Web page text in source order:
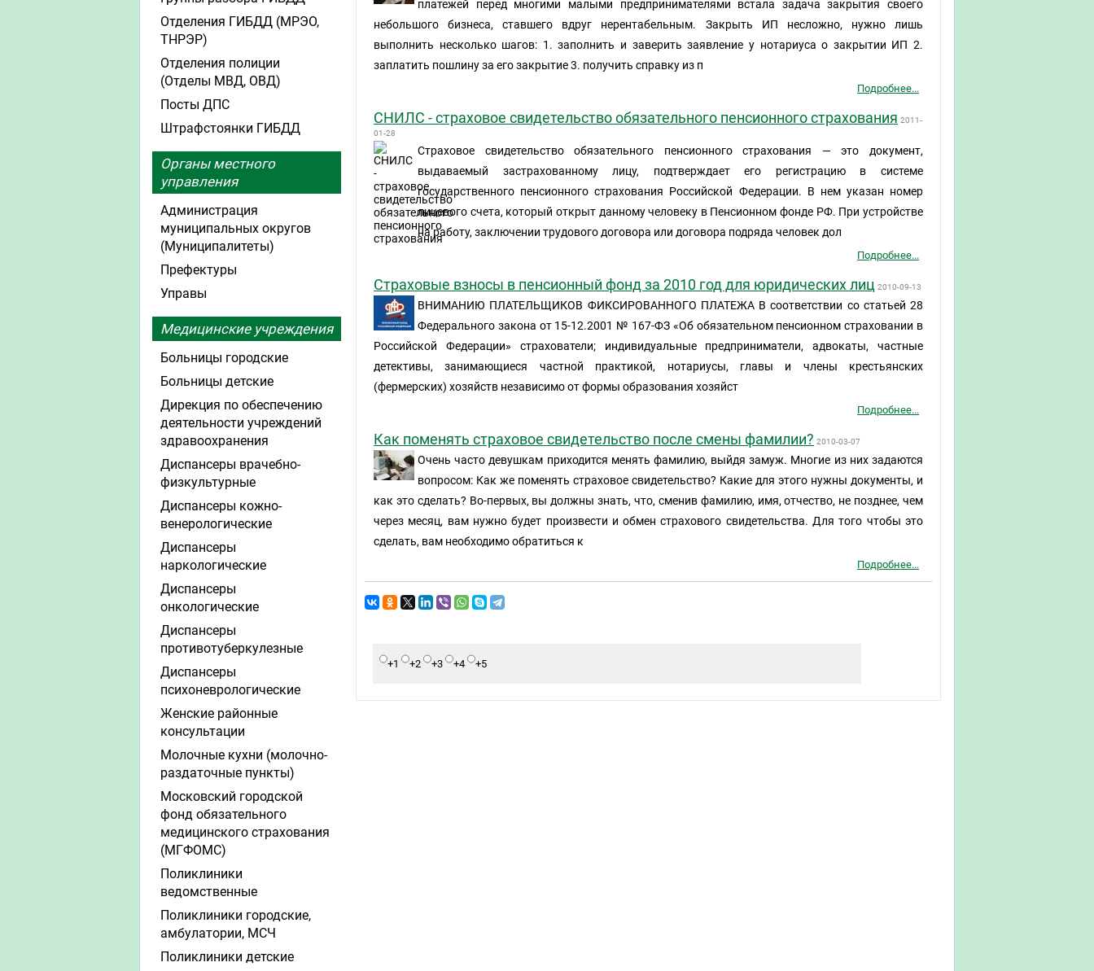
платежей перед многими малыми предпринимателями встала задача закрытия своего
небольшого бизнеса, ставшего вдруг нерентабельным. Закрыть ИП несложно, нужно лишь
выполнить несколько шагов: 1. заполнить и заверить заявление у нотариуса о закрытии ИП 2.
заплатить пошлину за его закрытие 3. получить справку из п
Подробнее...
СНИЛС - страховое свидетельство обязательного пенсионного страхования 2011-
01-28
Страховое свидетельство обязательного пенсионного страхования — это документ,
выдаваемый застрахованному лицу, подтверждает его регистрацию в системе
государственного пенсионного страхования Российской Федерации. В нем указан номер
лицевого счета, который открыт данному человеку в Пенсионном фонде РФ. При устройстве
на работу, заключении трудового договора или договора подряда человек дол
Подробнее...
Страховые взносы в пенсионный фонд за 2010 год для юридических лиц 2010-09-13
ВНИМАНИЮ ПЛАТЕЛЬЩИКОВ ФИКСИРОВАННОГО ПЛАТЕЖА В соответствии со статьей 28
Федерального закона от 15-12.2001 № 167-ФЗ «Об обязательном пенсионном страховании в
Российской Федерации» страхователи; индивидуальные предприниматели, адвокаты, частные
детективы, занимающиеся частной практикой, нотариусы, главы и члены крестьянских
(фермерских) хозяйств независимо от формы образования хозяйст
Подробнее...
Как поменять страховое свидетельство после смены фамилии? 2010-03-07
Очень часто девушкам приходится менять фамилию, выйдя замуж. Многие из них задаются
вопросом: Как же поменять страховое свидетельство? Какие для этого нужны документы, и
как это сделать? Во-первых, вы должны знать, что, сменив фамилию, имя, отчество, не позднее, чем
через месяц, вам нужно будет произвести и обмен страхового свидетельства. Для того чтобы это
сделать, вам необходимо обратиться к
Подробнее...
+1 +2 +3 +4 +5
Отделения ГИБДД (МРЭО,
ТНРЭР)
Отделения полиции
(Отделы МВД, ОВД)
Посты ДПС
Штрафстоянки ГИБДД
Органы местного
управления
Администрация
муниципальных округов
(Муниципалитеты)
Префектуры
Управы
Медицинские учреждения
Больницы городские
Больницы детские
Дирекция по обеспечению
деятельности учреждений
здравоохранения
Диспансеры врачебно-
физкультурные
Диспансеры кожно-
венерологические
Диспансеры
наркологические
Диспансеры
онкологические
Диспансеры
противотуберкулезные
Диспансеры
психоневрологические
Женские районные
консультации
Молочные кухни (молочно-
раздаточные пункты)
Московский городской
фонд обязательного
медицинского страхования
(МГФОМС)
Поликлиники
ведомственные
Поликлиники городские,
амбулатории, МСЧ
Поликлиники детские